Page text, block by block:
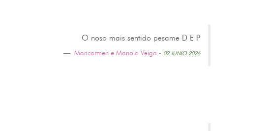
O noso mais sentido pesame D E P
Maricarmen e Manolo Veiga - 02 JUNIO 2026